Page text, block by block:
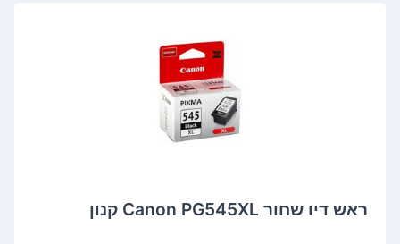
‏ראש דיו ‏שחור Canon PG545XL קנון